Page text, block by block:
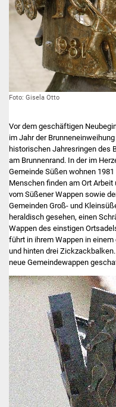
Foto: Gisela Otto
Vor dem geschäftigen
im Jahr der
historischen Jahresringen des
am Brunnenrand. In der im
Gemeinde Süßen wohnen
Menschen finden am Ort
vom Süßener Wappen sowie
Gemeinden Groß- und
heraldisch gesehen, einen
Wappen des einstigen
führt in ihrem Wappen in
und hinten drei
neue Gemeindewappen